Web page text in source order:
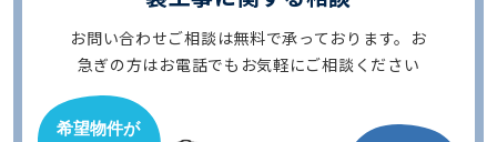
お問い合わせご相談は無料で承っております。お
急ぎの方はお電話でもお気軽にご相談ください